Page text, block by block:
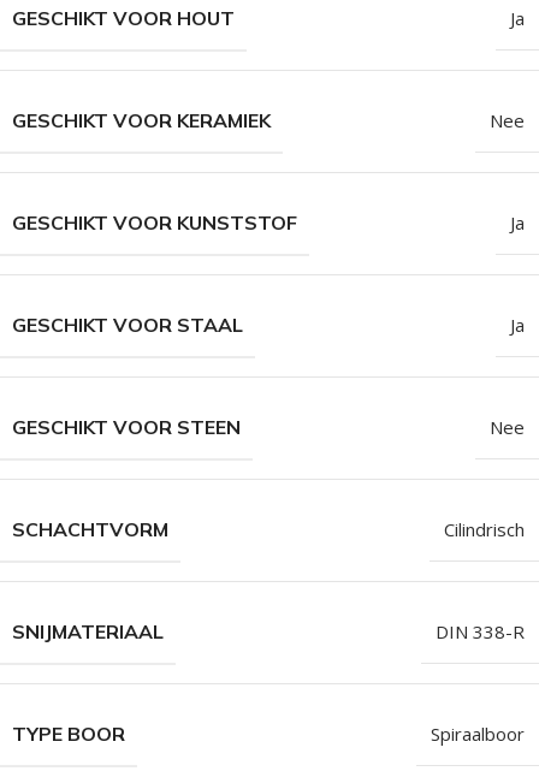
GESCHIKT VOOR HOUT Ja
GESCHIKT VOOR KERAMIEK Nee
GESCHIKT VOOR KUNSTSTOF Ja
GESCHIKT VOOR STAAL Ja
GESCHIKT VOOR STEEN Nee
SCHACHTVORM Cilindrisch
SNIJMATERIAAL DIN 338-R
TYPE BOOR Spiraalboor